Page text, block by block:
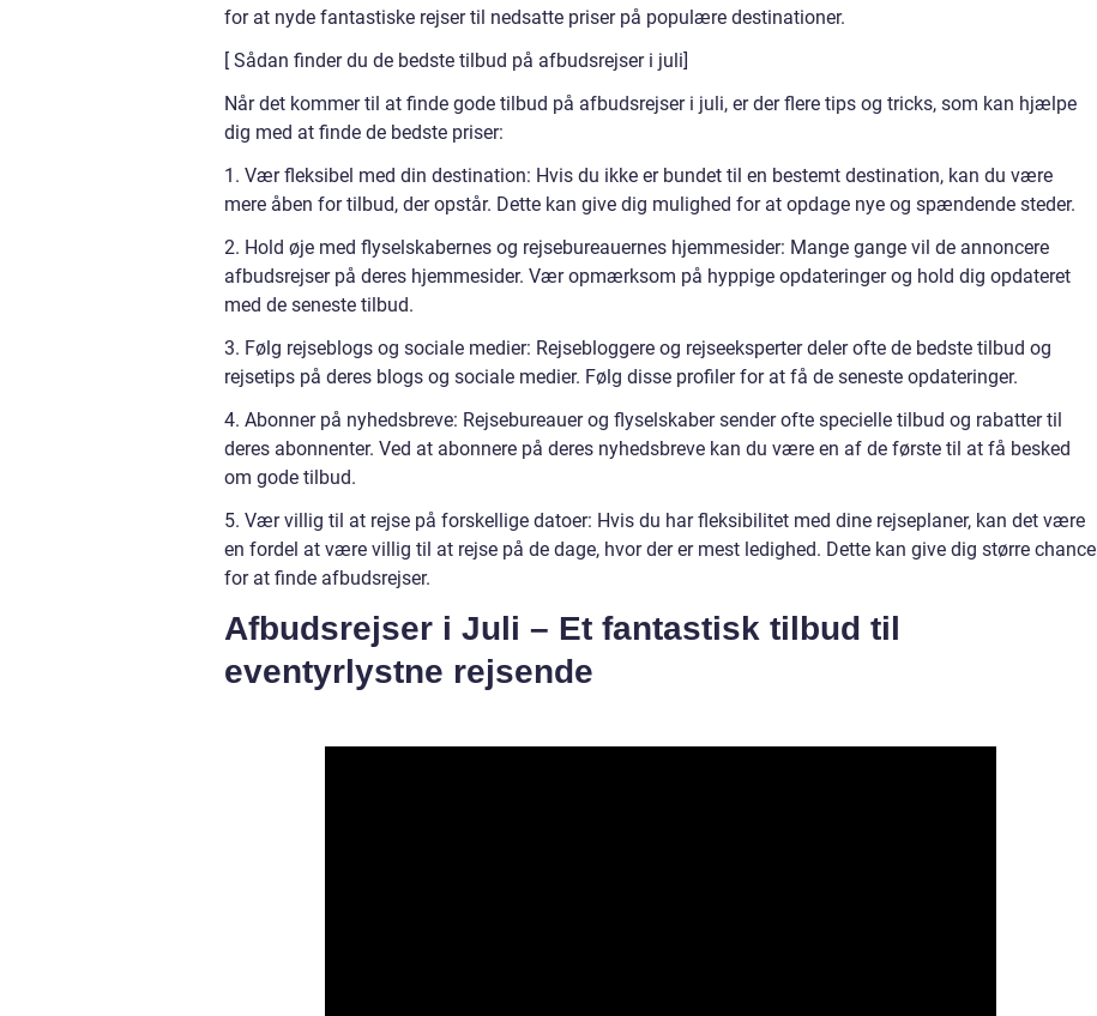
for at nyde fantastiske rejser til nedsatte priser på populære destinationer.
[ Sådan finder du de bedste tilbud på afbudsrejser i juli]
Når det kommer til at finde gode tilbud på afbudsrejser i juli, er der flere tips og tricks, som kan hjælpe
dig med at finde de bedste priser:
1. Vær fleksibel med din destination: Hvis du ikke er bundet til en bestemt destination, kan du være
mere åben for tilbud, der opstår. Dette kan give dig mulighed for at opdage nye og spændende steder.
2. Hold øje med flyselskabernes og rejsebureauernes hjemmesider: Mange gange vil de annoncere
afbudsrejser på deres hjemmesider. Vær opmærksom på hyppige opdateringer og hold dig opdateret
med de seneste tilbud.
3. Følg rejseblogs og sociale medier: Rejsebloggere og rejseeksperter deler ofte de bedste tilbud og
rejsetips på deres blogs og sociale medier. Følg disse profiler for at få de seneste opdateringer.
4. Abonner på nyhedsbreve: Rejsebureauer og flyselskaber sender ofte specielle tilbud og rabatter til
deres abonnenter. Ved at abonnere på deres nyhedsbreve kan du være en af de første til at få besked
om gode tilbud.
5. Vær villig til at rejse på forskellige datoer: Hvis du har fleksibilitet med dine rejseplaner, kan det være
en fordel at være villig til at rejse på de dage, hvor der er mest ledighed. Dette kan give dig større chance
for at finde afbudsrejser.
Afbudsrejser i Juli – Et fantastisk tilbud til
eventyrlystne rejsende